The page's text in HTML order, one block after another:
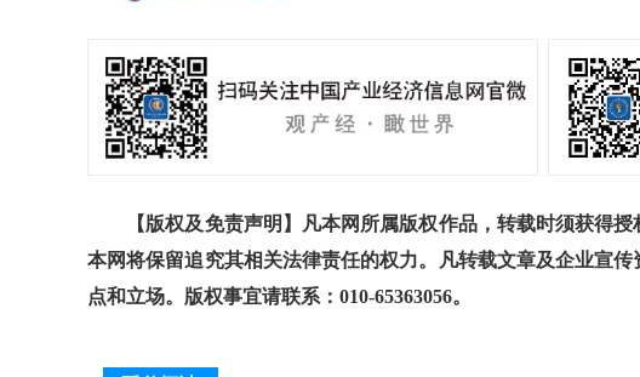
【版权及免责声明】凡本网所属版权作品，转载时须获得授
本网将保留追究其相关法律责任的权力。凡转载文章及企业宣
点和立场。版权事宜请联系：010-65363056。